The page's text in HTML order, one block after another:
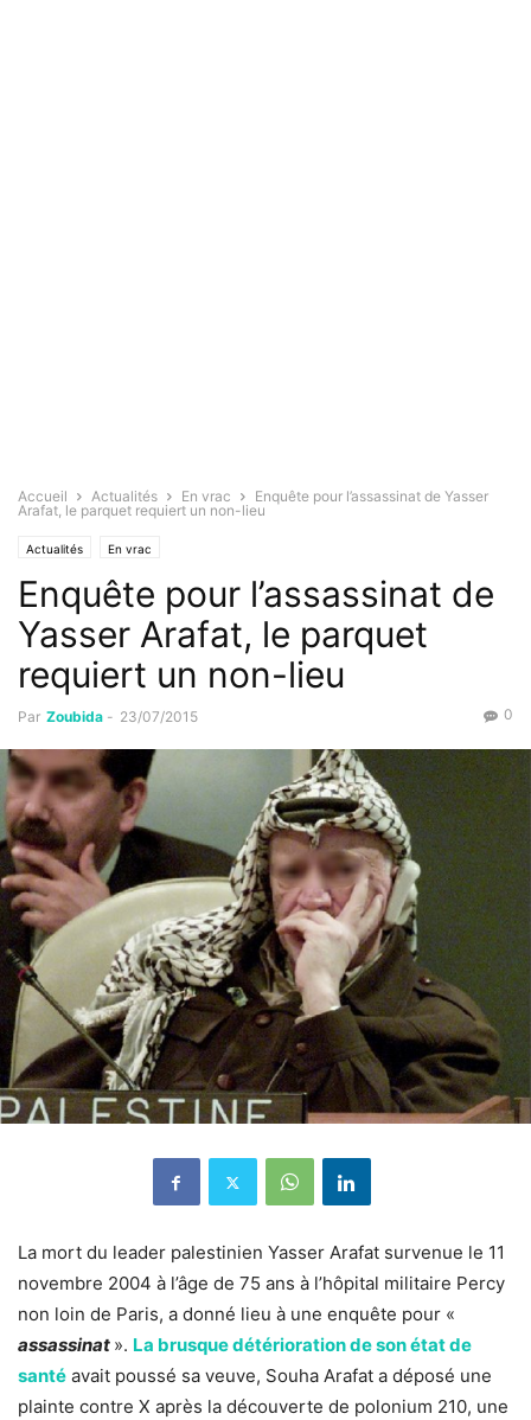
Accueil Actualités En vrac
Enquête pour l’assassinat de Yasser
Arafat, le parquet requiert un non-lieu
Actualités En vrac
Enquête pour l’assassinat de
Yasser Arafat, le parquet
requiert un non-lieu
Par Zoubida - 23/07/2015 0
La mort du leader palestinien Yasser Arafat survenue le 11
novembre 2004 à l’âge de 75 ans à l’hôpital militaire Percy
non loin de Paris, a donné lieu à une enquête pour «
assassinat ». La brusque détérioration de son état de
santé avait poussé sa veuve, Souha Arafat a déposé une
plainte contre X après la découverte de polonium 210, une